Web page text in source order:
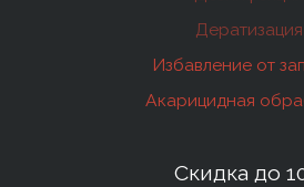
Дератизация
Избавление от
Акарицидная
Скидка до